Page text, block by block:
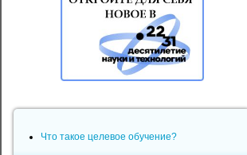
Что такое целевое обучение?